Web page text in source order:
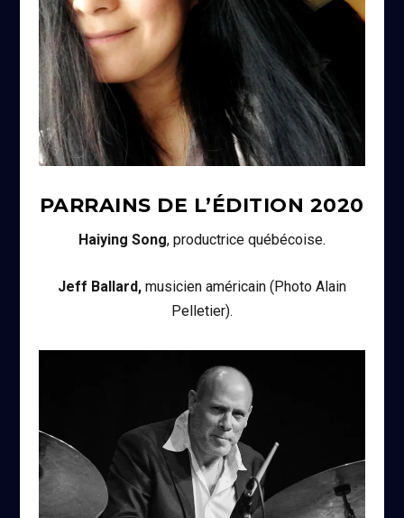
PARRAINS DE L’ÉDITION 2020
Haiying Song, productrice québécoise.
Jeff Ballard,musicien américain (Photo Alain
Pelletier).